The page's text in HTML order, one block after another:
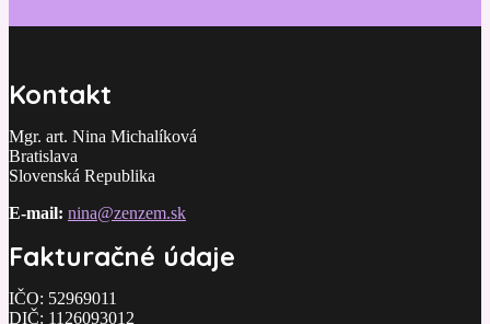
Kontakt
Mgr. art. Nina Michalíková
Bratislava
Slovenská Republika
E-mail: nina@zenzem.sk
Fakturačné údaje
IČO: 52969011
DIČ: 1126093012